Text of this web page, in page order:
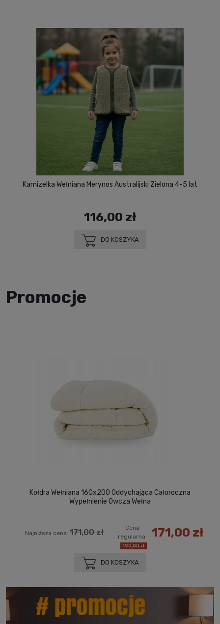
Kamizelka Wełniana Merynos Australijski Zielona 4-5 lat
116,00 zł
DO KOSZYKA
Promocje
Kołdra Wełniana 160x200 Oddychająca Całoroczna
Wypełnienie Owcza Wełna
171,00 zł
Cena
regularna:
190,00 zł
Najniższa cena:171,00 zł
DO KOSZYKA